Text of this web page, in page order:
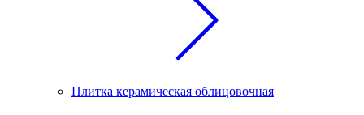
Плитка керамическая облицовочная